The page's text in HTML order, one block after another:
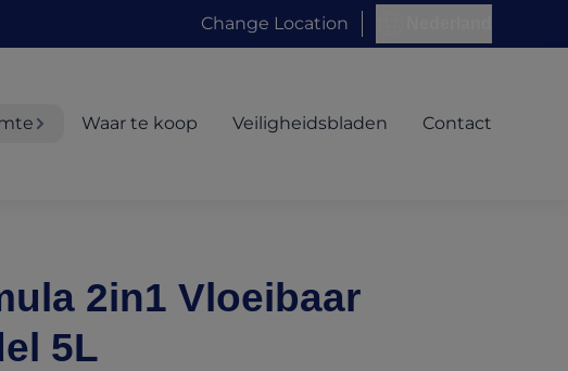
Change Location
Waar te koop Veiligheidsbladen Contact
2in1 Vloeibaar
5L